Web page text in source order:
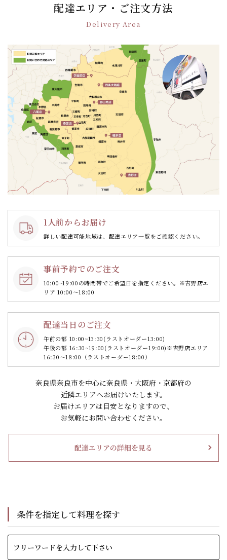
ン
配達エリア・ご注文方法
Delivery Area
1人前からお届け
詳しい配達可能地域は、配達エリア一覧をご確認ください。
事前予約でのご注文
10:00~19:00の時間帯でご希望日を指定ください。 ※吉野店エ
リア 10:00～18:00
配達当日のご注文
午前の部 10:00~13:30(ラストオーダー13:00)
午後の部 16:30~19:00(ラストオーダー19:00)※吉野店エリア
16:30～18:00（ラストオーダー18:00）
奈良県奈良市を中心に奈良県・大阪府・京都府の
近隣エリアへお届けいたします。
お届けエリアは目安となりますので、
お気軽にお問い合わせください。
配達エリアの詳細を見る
条件を指定して料理を探す